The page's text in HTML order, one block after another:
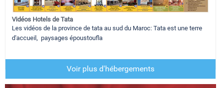
Vidéos Hotels de Tata
Les vidéos de la province de tata au sud du Maroc: Tata est une terre
d'accueil, paysages époustoufla
Voir plus d'hébergements